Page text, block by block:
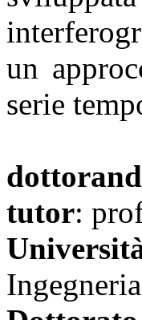
un
serie
tutor: